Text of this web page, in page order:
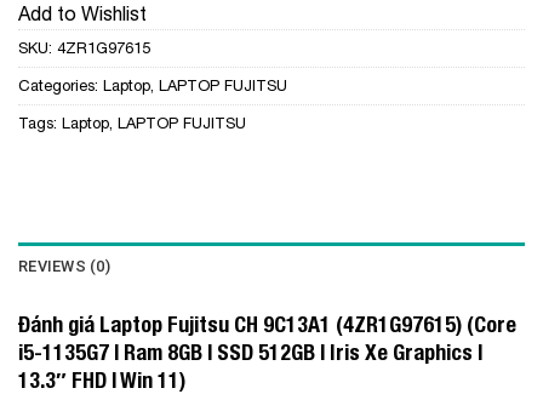
Add to Wishlist
SKU: 4ZR1G97615
Categories: Laptop LAPTOP FUJITSU
Tags: Laptop LAPTOP FUJITSU
REVIEWS (0)
Đánh giá Laptop Fujitsu CH 9C13A1 (4ZR1G97615) (Core
i5-1135G7 | Ram 8GB | SSD 512GB | Iris Xe Graphics |
13.3″ FHD | Win 11)